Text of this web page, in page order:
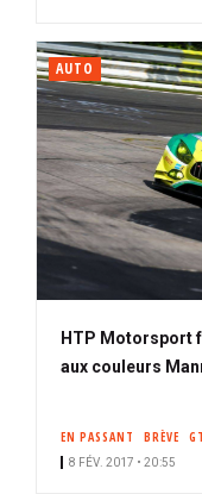
AUTO
HTP Motorsport
aux couleurs
EN PASSANT BRÈVE
8 FÉV. 2017 • 20:55